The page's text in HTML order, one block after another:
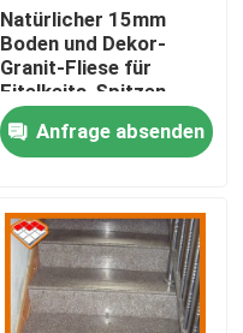
Natürlicher 15mm
Boden und Dekor-
Granit-Fliese für
Eitelkeits-Spitzen
Anfrage absenden